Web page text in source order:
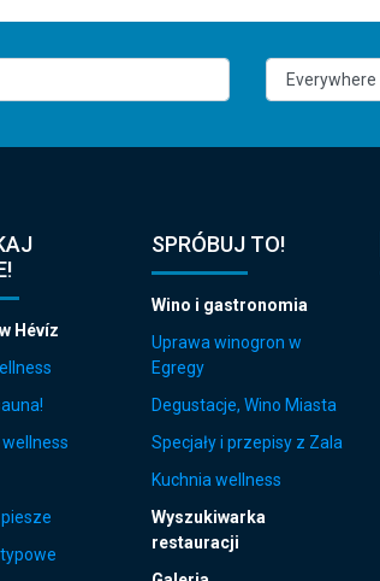
Hévíz
wellness
SPRÓBUJ TO!
Wino i gastronomia
Uprawa winogron w
Egregy
Degustacje, Wino Miasta
Specjały i przepisy z Zala
Kuchnia wellness
Wyszukiwarka
restauracji